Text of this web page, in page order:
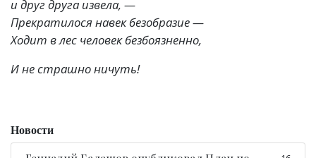
и друг друга извела, —
Прекратилося навек безобразие —
Ходит в лес человек безбоязненно,
И не страшно ничуть!
Новости